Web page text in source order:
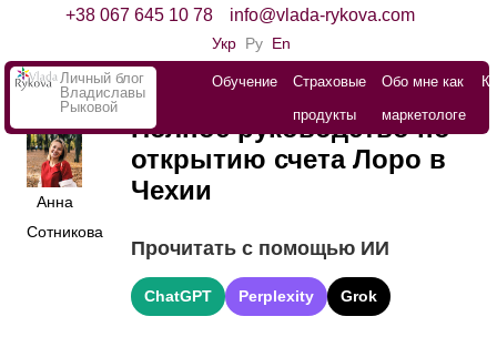
+38 067 645 10 78 info@vlada-rykova.com
Укр Ру En
Личный блог
Владиславы
Рыковой
Обучение
Страховые
продукты
Обо мне как
маркетологе
Анна
Сотникова
Полное руководство по
открытию счета Лоро в
Чехии
Прочитать с помощью ИИ
ChatGPT Perplexity Grok